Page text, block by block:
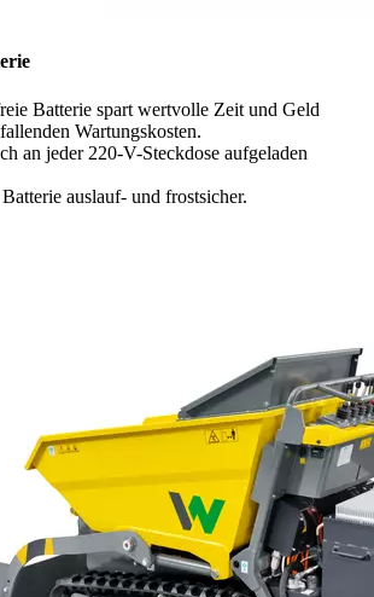
Batterie spart wertvolle Zeit und Geld
Wartungskosten.
an jeder 220-V-Steckdose aufgeladen
auslauf- und frostsicher.